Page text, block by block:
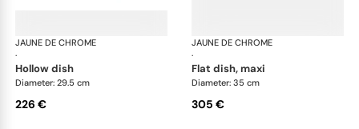
JAUNE DE CHROME
·
Nymphéa
hollow dish
Diameter: 29.5 cm
226 €
JAUNE DE CHROME
·
flat dish, maxi
Diameter: 35 cm
305 €